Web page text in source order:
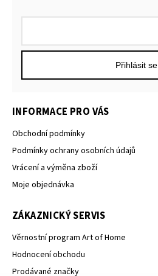
Přihlásit se
INFORMACE PRO VÁS
Obchodní podmínky
Podmínky ochrany osobních údajů
Vrácení a výměna zboží
Moje objednávka
ZÁKAZNICKÝ SERVIS
Věrnostní program Art of Home
Hodnocení obchodu
Prodávané značky